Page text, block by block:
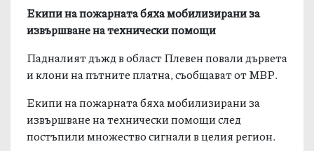
Екипи на пожарната бяха мобилизирани за
извършване на технически помощи
Падналият дъжд в област Плевен повали дървета
и клони на пътните платна, съобщават от МВР.
Екипи на пожарната бяха мобилизирани за
извършване на технически помощи след
постъпили множество сигнали в целия регион.